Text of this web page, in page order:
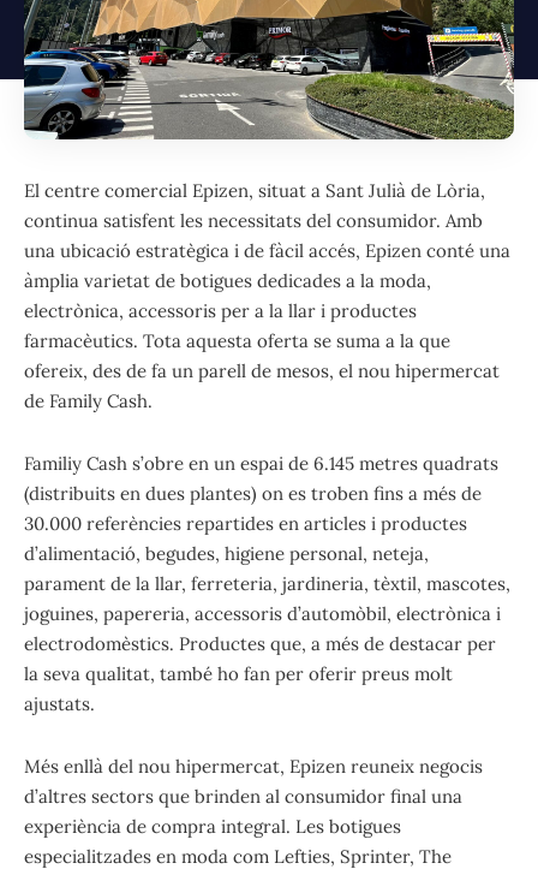
El centre comercial Epizen, situat a Sant Julià de Lòria,
continua satisfent les necessitats del consumidor. Amb
una ubicació estratègica i de fàcil accés, Epizen conté una
àmplia varietat de botigues dedicades a la moda,
electrònica, accessoris per a la llar i productes
farmacèutics. Tota aquesta oferta se suma a la que
ofereix, des de fa un parell de mesos, el nou hipermercat
de Family Cash.
Familiy Cash s’obre en un espai de 6.145 metres quadrats
(distribuits en dues plantes) on es troben fins a més de
30.000 referències repartides en articles i productes
d’alimentació, begudes, higiene personal, neteja,
parament de la llar, ferreteria, jardineria, tèxtil, mascotes,
joguines, papereria, accessoris d’automòbil, electrònica i
electrodomèstics. Productes que, a més de destacar per
la seva qualitat, també ho fan per oferir preus molt
ajustats.
Més enllà del nou hipermercat, Epizen reuneix negocis
d’altres sectors que brinden al consumidor final una
experiència de compra integral. Les botigues
especialitzades en moda com Lefties, Sprinter, The